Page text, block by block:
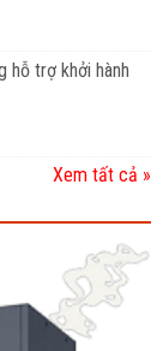
hỗ trợ khởi hành
Xem tất cả »